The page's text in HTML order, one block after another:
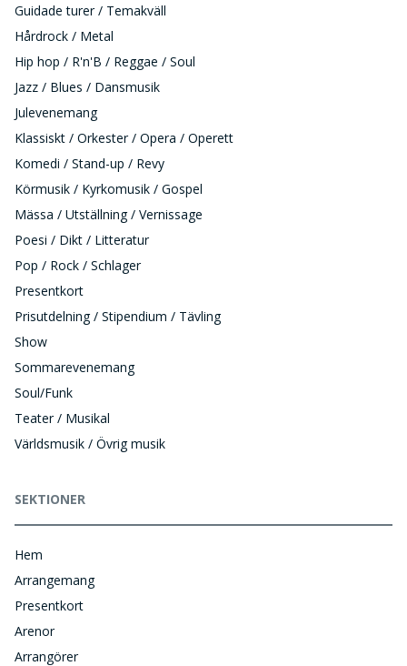
Guidade turer / Temakväll
Hårdrock / Metal
Hip hop / R'n'B / Reggae / Soul
Jazz / Blues / Dansmusik
Julevenemang
Klassiskt / Orkester / Opera / Operett
Komedi / Stand-up / Revy
Körmusik / Kyrkomusik / Gospel
Mässa / Utställning / Vernissage
Poesi / Dikt / Litteratur
Pop / Rock / Schlager
Presentkort
Prisutdelning / Stipendium / Tävling
Show
Sommarevenemang
Soul/Funk
Teater / Musikal
Världsmusik / Övrig musik
SEKTIONER
Hem
Arrangemang
Presentkort
Arenor
Arrangörer